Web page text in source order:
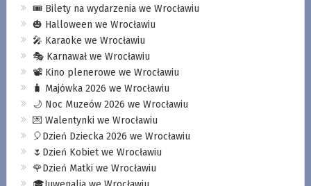
🎟️ Bilety na wydarzenia we Wrocławiu
🎃 Halloween we Wrocławiu
🎤 Karaoke we Wrocławiu
🎭 Karnawał we Wrocławiu
📽️ Kino plenerowe we Wrocławiu
🧳 Majówka 2026 we Wrocławiu
🌙 Noc Muzeów 2026 we Wrocławiu
💌 Walentynki we Wrocławiu
🎈Dzień Dziecka 2026 we Wrocławiu
🌷Dzień Kobiet we Wrocławiu
🌹Dzień Matki we Wrocławiu